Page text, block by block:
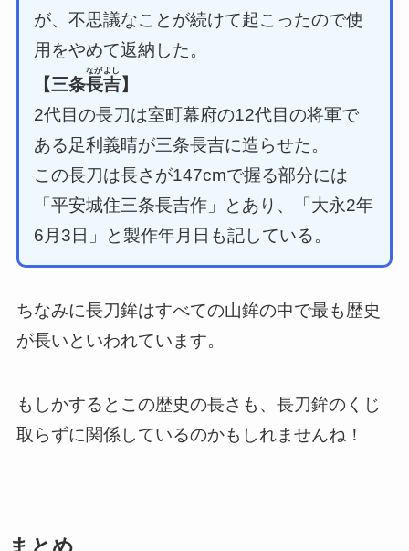
が、不思議なことが続けて起こったので使
用をやめて返納した。
【三条長吉
ながよし
】
2代目の長刀は室町幕府の12代目の将軍で
ある足利義晴が三条長吉に造らせた。
この長刀は長さが147cmで握る部分には
「平安城住三条長吉作」とあり、「大永2年
6月3日」と製作年月日も記している。
ちなみに長刀鉾はすべての山鉾の中で最も歴史
が長いといわれています。
もしかするとこの歴史の長さも、長刀鉾のくじ
取らずに関係しているのかもしれませんね！